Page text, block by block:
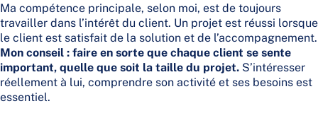
Ma compétence principale, selon moi, est de toujours
travailler dans l’intérêt du client. Un projet est réussi lorsque
le client est satisfait de la solution et de l’accompagnement.
Mon conseil : faire en sorte que chaque client se sente
important, quelle que soit la taille du projet. S’intéresser
réellement à lui, comprendre son activité et ses besoins est
essentiel.